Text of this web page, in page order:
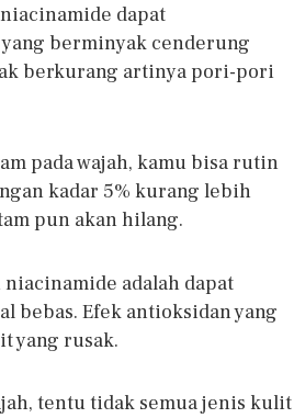
dapat
berminyak cenderung
berkurang artinya pori-pori
pada wajah, kamu bisa rutin
kadar 5% kurang lebih
pun akan hilang.
adalah dapat
Efek antioksidan yang
yang rusak.
tentu tidak semua jenis kulit